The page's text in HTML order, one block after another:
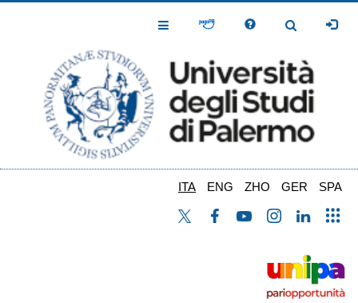
Toggle
Toggle
ITA ENG ZHO GER SPA